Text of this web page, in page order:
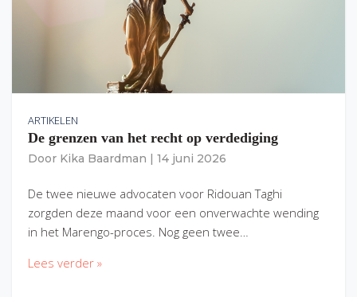
ARTIKELEN
De grenzen van het recht op verdediging
Door Kika Baardman 14 juni 2026
De twee nieuwe advocaten voor Ridouan Taghi
zorgden deze maand voor een onverwachte wending
in het Marengo-proces. Nog geen twee…
Lees verder »